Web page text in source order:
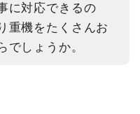
に対応できるの
重機をたくさんお
でしょうか。